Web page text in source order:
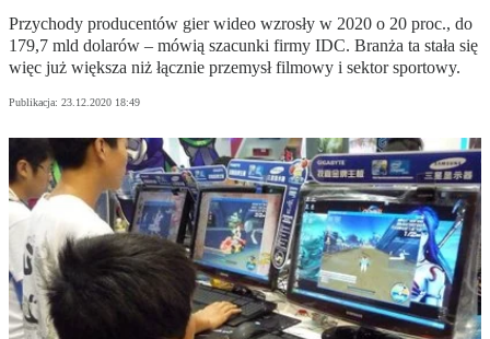
Przychody producentów gier wideo wzrosły w 2020 o 20 proc., do
179,7 mld dolarów – mówią szacunki firmy IDC. Branża ta stała się
więc już większa niż łącznie przemysł filmowy i sektor sportowy.
Publikacja: 23.12.2020 18:49